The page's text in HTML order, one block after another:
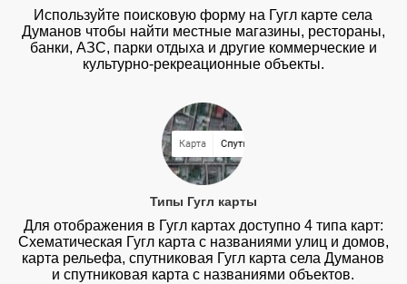
Используйте поисковую форму на Гугл карте села
Думанов чтобы найти местные магазины, рестораны,
банки, АЗС, парки отдыха и другие коммерческие и
культурно-рекреационные объекты.
Типы Гугл карты
Для отображения в Гугл картах доступно 4 типа карт:
Схематическая Гугл карта с названиями улиц и домов,
карта рельефа, спутниковая Гугл карта села Думанов
и спутниковая карта с названиями объектов.